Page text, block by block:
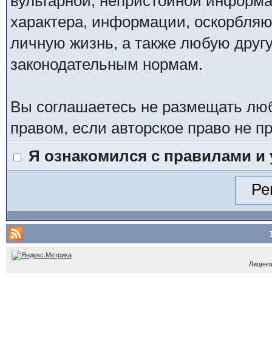
характера, информации,
личную жизнь, а также любую
законодательным нормам.
Вы соглашаетесь не размещать
правом, если авторское право не
Я ознакомился с правилами